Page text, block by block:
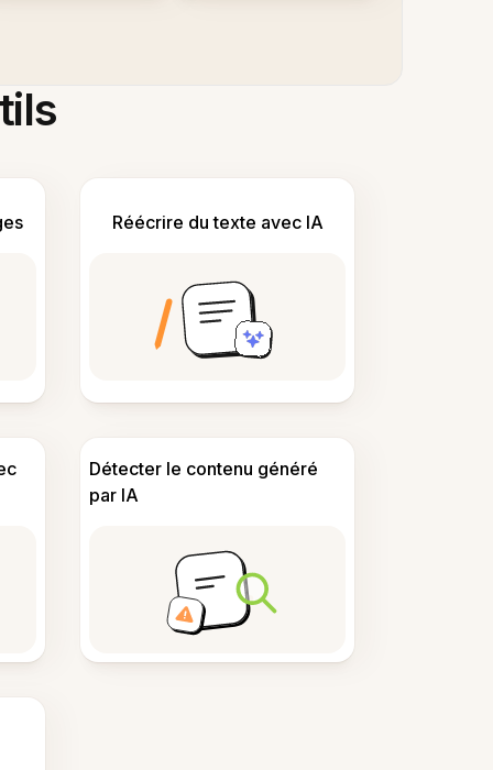
Réécrire du texte avec IA
Détecter le contenu généré
par IA